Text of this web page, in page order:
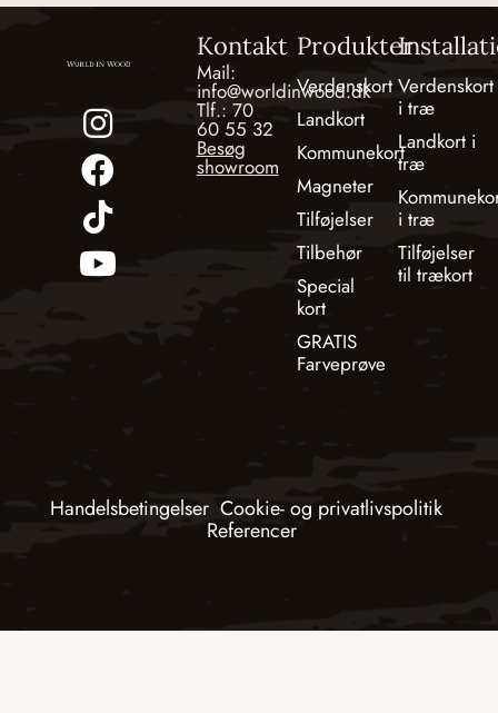
Kontakt
Mail:
info@worldinwood.dk
Tlf.: 70
60 55 32
Besøg
showroom
Produkter
Verdenskort
Landkort
Kommunekort
Magneter
Tilføjelser
Tilbehør
Special
kort
GRATIS
Farveprøve
Verdenskort
i træ
Landkort i
træ
i træ
Tilføjelser
til trækort
Handelsbetingelser Cookie- og privatlivspolitik
Referencer